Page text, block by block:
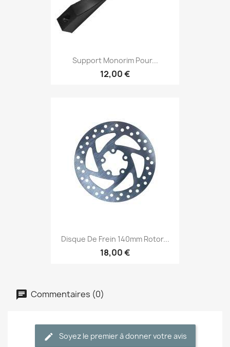
Support Monorim Pour...
12,00 €
Disque De Frein 140mm Rotor...
18,00 €
Commentaires (0)
Soyez le premier à donner votre avis